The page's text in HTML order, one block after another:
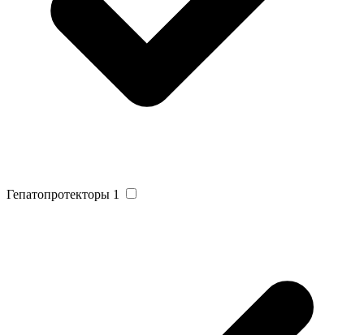
Гепатопротекторы 1